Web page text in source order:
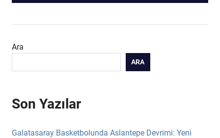
Ara
ARA
Son Yazılar
Galatasaray Basketbolunda Aslantepe Devrimi: Yeni